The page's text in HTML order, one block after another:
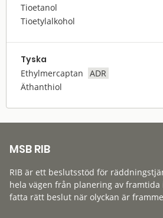
Tioetanol
Tioetylalkohol
Tyska
Ethylmercaptan
ADR
Äthanthiol
MSB RIB
RIB är ett beslutsstöd för
hela vägen från planering av
fatta rätt beslut när olyckan är